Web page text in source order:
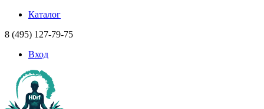
Каталог
8 (495) 127-79-75
Вход